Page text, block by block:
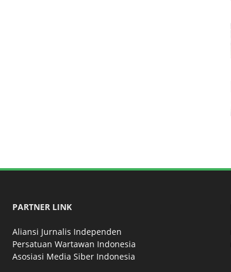
PARTNER LINK
Aliansi Jurnalis Independen
Persatuan Wartawan Indonesia
Asosiasi Media Siber Indonesia